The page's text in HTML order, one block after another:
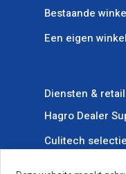
Bestaande
Een eigen
Diensten &
Hagro Dealer
Culitech selectie